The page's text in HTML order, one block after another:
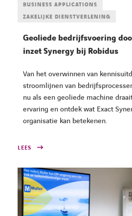
LINKEDIN
BUSINESS APPLICATIONS
ZAKELIJKE DIENSTVERLENING
Geoliede bedrijfsvoering
inzet Synergy bij Robidus
Van het overwinnen van
stroomlijnen van
nu als een geoliede machine
ervaring en ontdek wat Exact
organisatie kan betekenen.
LEES